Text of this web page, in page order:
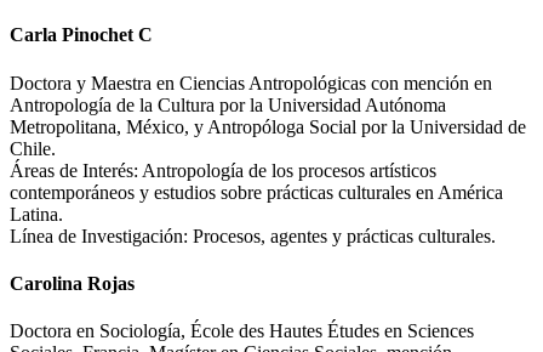
Carla Pinochet C
Doctora y Maestra en Ciencias Antropológicas con mención en
Antropología de la Cultura por la Universidad Autónoma
Metropolitana, México, y Antropóloga Social por la Universidad de
Chile.
Áreas de Interés: Antropología de los procesos artísticos
contemporáneos y estudios sobre prácticas culturales en América
Latina.
Línea de Investigación: Procesos, agentes y prácticas culturales.
Carolina Rojas
Doctora en Sociología, École des Hautes Études en Sciences